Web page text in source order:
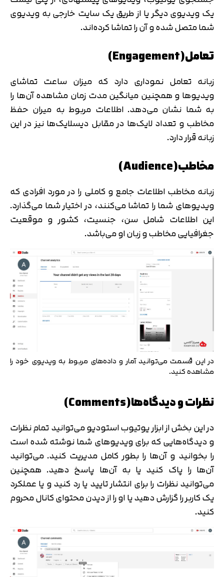
یک ویدیوی دیگر یا از طریق یک سایت خارجی به ویدیوی
شما متصل شده و آن را تماشا کرده‌اند.
تعامل(Engagement)
زبانه تعامل نموداری دارد که میزان ساعت تماشای
ویدیوها و همچنین میانگین مدت زمان مشاهده آن‌ها را
به شما نشان می‌دهد. اطلاعات مربوط به میران حفظ
مخاطب و تعداد لایک‌ها در مقابل دیسلایک‌ها نیز در این
زبانه قرار دارد.
مخاطب(Audience)
زبانه مخاطب اطلاعات جامع و کاملی را در مورد افرادی که
ویدیوهای شما را تماشا می‌کنند،‌ در اختیار شما می‌گذارد.
این اطلاعات شامل سن، جنسیت، کشور و موقعیت
جغرافیایی مخاطب و زبان او می‌باشد.
در این قسمت می‌توانید آمار و داده‌های مربوط به ویدیوی خود را
مشاهده کنید.
نظرات و دیدگاه‌ها(Comments)
در این بخش از ابزار یوتیوب استودیو می‌توانید تمام نظرات
و دیدگاه‌هایی که برای ویدیوهای شما نوشته شده است
را بخوانید و آن‌ها را بطور کامل مدیریت کنید. می‌توانید
آن‌ها را پاک کنید یا به آن‌ها پاسخ دهید. همچنین
می‌توانید نظرات را برای انتشار تایید یا رد کنید و یا عملکرد
یک کاربر را گزارش دهید یا او را از دیدن محتوای کانال محروم
کنید.